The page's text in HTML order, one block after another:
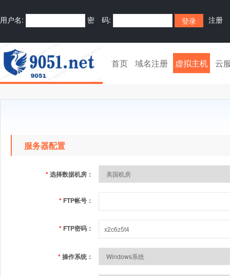
用户名: 密 码: 注册
首页 域名注册 虚拟主机 云
服务器配置
*选择数据机房：
* FTP帐号：
* FTP密码：
*操作系统：